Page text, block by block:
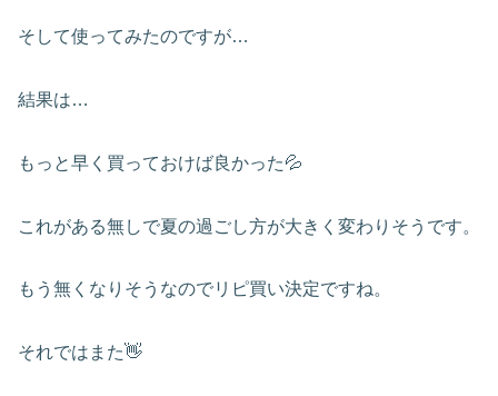
そして使ってみたのですが…
結果は…
もっと早く買っておけば良かった💦
これがある無しで夏の過ごし方が大きく変わりそうです。
もう無くなりそうなのでリピ買い決定ですね。
それではまた👋